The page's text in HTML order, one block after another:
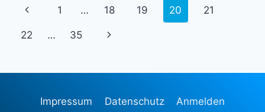
ZUKUNFT
STADTBÜCHEREI,
DEZERNATSSTRUKTUR,
STAND
Seitennavigation
Vorherige
Seite
1 … 18 19 20 21
22 … 35
Nächste
Impressum Datenschutz Anmelden